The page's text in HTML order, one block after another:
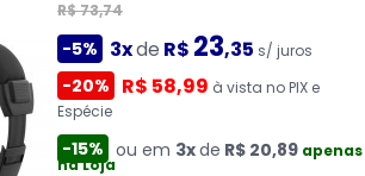
R$ 73,74
-5% 3xde R$ 23,35 s/ juros
-20% R$ 58,99 à vista no PIX e
Espécie
-15% ou em 3xde R$ 20,89 apenas
na Loja